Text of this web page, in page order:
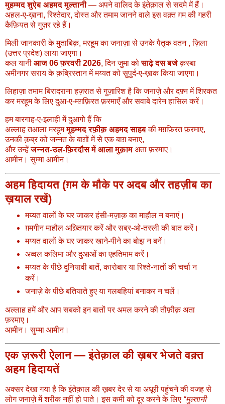
मुहम्मद शुऐब अहमद मुल्तानी— अपने वालिद के इंतेक़ाल से सदमे में हैं।
अहल-ए-ख़ाना, रिश्तेदार, दोस्त और तमाम जानने वाले इस वक़्त ग़म की गहरी
कैफ़ियत से गुज़र रहे हैं।
मिली जानकारी के मुताबिक़, मरहूम का जनाज़ा से उनके पैतृक वतन , ज़िला
(उत्तर प्रदेश) लाया जाएगा।
कल यानी आज 06 फ़रवरी 2026, दिन जुमा कोसाढ़े दस बजेक़स्बा
अमीनगर सराय के क़ब्रिस्तान में मय्यत को सुपुर्द-ए-ख़ाक किया जाएगा।
लिहाज़ा तमाम बिरादराना हज़रात से गुज़ारिश है कि जनाज़े और दफ़्न में शिरकत
कर मरहूम के लिए दुआ-ए-मग़फ़िरत फ़रमाएँ और सवाबे दारेन हासिल करें।
हम बारगाह-ए-इलाही में दुआगो हैं कि
अल्लाह तआला मरहूममुहम्मद रफ़ीक़ अहमद साहबकी मग़फ़िरत फ़रमाए,
उनकी क़ब्र को जन्नत के बाग़ों में से एक बाग़ बनाए,
और उन्हेंजन्नत-उल-फ़िरदौस में आला मुक़ामअता फ़रमाए।
आमीन। सुम्मा आमीन।
अहम हिदायत (ग़म के मौके पर अदब और तहज़ीब का
ख़याल रखें)
मय्यत वालों के घर जाकर हंसी-मज़ाक़ का माहौल न बनाएं।
ग़मगीन माहौल अख़्तियार करें और सब्र-ओ-तस्ली की बात करें।
मय्यत वालों के घर जाकर खाने-पीने का बोझ न बनें।
अव्वल कलिमा और दुआओं का एहतिमाम करें।
मय्यत के पीछे दुनियावी बातें, कारोबार या रिश्ते-नातों की चर्चा न
करें।
जनाज़े के पीछे बतियाते हुए या गलबहियां बनाकर न चलें।
अल्लाह हमें और आप सबको इन बातों पर अमल करने की तौफ़ीक़ अता
फ़रमाए।
आमीन। सुम्मा आमीन।
एक ज़रूरी ऐलान — इंतेक़ाल की ख़बर भेजते वक़्त
अहम हिदायतें
अक्सर देखा गया है कि इंतेक़ाल की ख़बर देर से या अधूरी पहुंचने की वजह से
लोग जनाज़े में शरीक नहीं हो पाते। इस कमी को दूर करने के लिए “मुल्तानी